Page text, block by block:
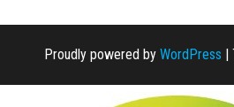
Proudly powered by WordPress |